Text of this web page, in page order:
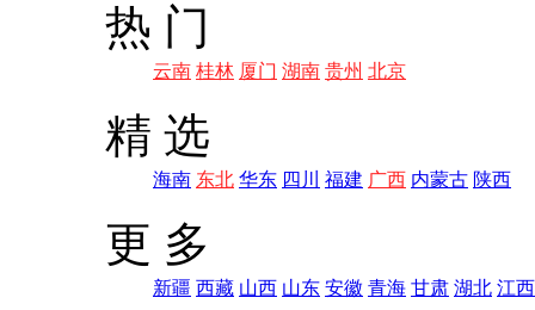
热 门
云南 桂林 厦门 湖南 贵州 北京
精 选
海南 东北 华东 四川 福建 广西 内蒙古 陕西
更 多
新疆 西藏 山西 山东 安徽 青海 甘肃 湖北 江西